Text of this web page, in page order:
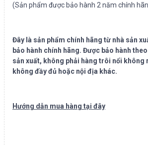
(Sản phẩm được bảo hành 2 năm chính
Đây là sản phẩm chính hãng từ nhà sản
bảo hành chính hãng. Được bảo hành
sản xuất, không phải hàng trôi nổi không
không đầy đủ hoặc nội địa khác.
Hướng dẫn mua hàng tại đây